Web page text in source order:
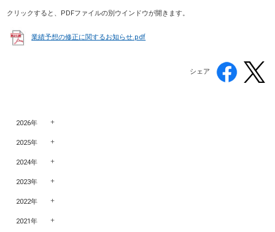
クリックすると、PDFファイルの別ウインドウが開きます。
業績予想の修正に関するお知らせ.pdf
シェア
2026年
2025年
2024年
2023年
2022年
2021年